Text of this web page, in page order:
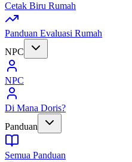
Cetak Biru Rumah
Panduan Evaluasi Rumah
NPC
NPC
Di Mana Doris?
Panduan
Semua Panduan